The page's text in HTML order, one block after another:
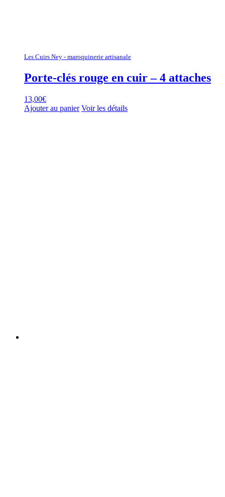
Les Cuirs Ney - maroquinerie artisanale
Porte-clés rouge en cuir – 4 attaches
13,00€
Ajouter au panier Voir les détails